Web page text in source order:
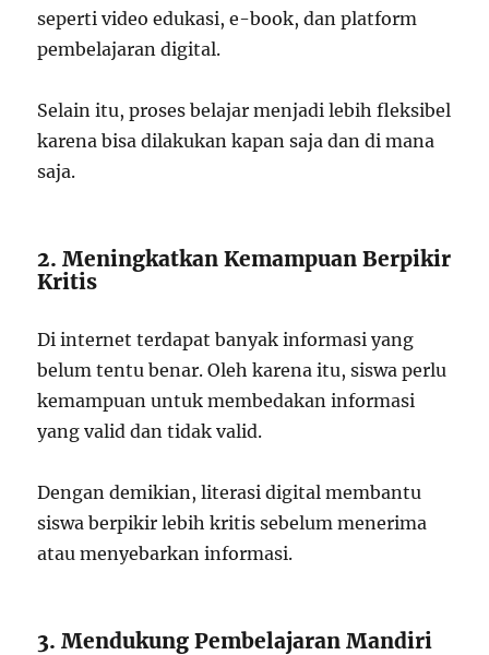
seperti video edukasi, e-book, dan platform
pembelajaran digital.
Selain itu, proses belajar menjadi lebih fleksibel
karena bisa dilakukan kapan saja dan di mana
saja.
2. Meningkatkan Kemampuan Berpikir
Kritis
Di internet terdapat banyak informasi yang
belum tentu benar. Oleh karena itu, siswa perlu
kemampuan untuk membedakan informasi
yang valid dan tidak valid.
Dengan demikian, literasi digital membantu
siswa berpikir lebih kritis sebelum menerima
atau menyebarkan informasi.
3. Mendukung Pembelajaran Mandiri